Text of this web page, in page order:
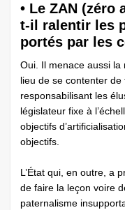
• Le ZAN
t-il ralentir les
portés par les
Oui. Il menace aussi la
lieu de se contenter
responsabilisant les
législateur fixe à
objectifs
objectifs.
L’État qui, en outre, a
de faire la leçon voire
paternalisme